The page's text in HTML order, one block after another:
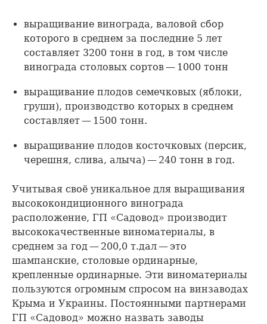
выращивание винограда, валовой сбор
которого в среднем за последние 5 лет
составляет 3200 тонн в год, в том числе
винограда столовых сортов — 1000 тонн
выращивание плодов семечковых (яблоки,
груши), производство которых в среднем
составляет — 1500 тонн.
выращивание плодов косточковых (персик,
черешня, слива, алыча) — 240 тонн в год.
Учитывая своё уникальное для выращивания
высококондиционного винограда
расположение, ГП «Садовод» производит
высококачественные виноматериалы, в
среднем за год — 200,0 т.дал — это
шампанские, столовые ординарные,
крепленные ординарные. Эти виноматериалы
пользуются огромным спросом на винзаводах
Крыма и Украины. Постоянными партнерами
ГП «Садовод» можно назвать заводы